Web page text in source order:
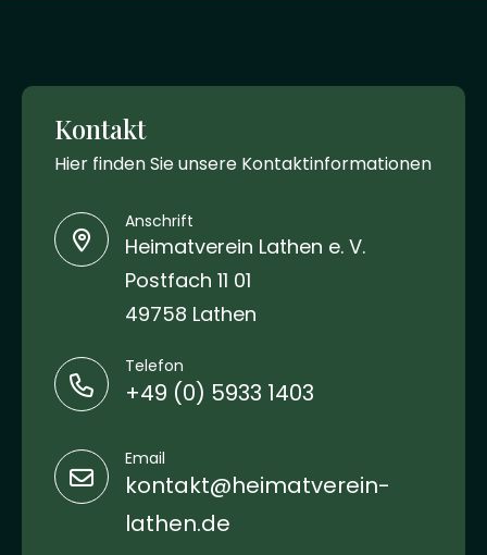
Kontakt
Hier finden Sie unsere Kontaktinformationen
Anschrift
Heimatverein Lathen e. V.
Postfach 11 01
49758 Lathen
Telefon
+49 (0) 5933 1403
Email
kontakt@heimatverein-
lathen.de